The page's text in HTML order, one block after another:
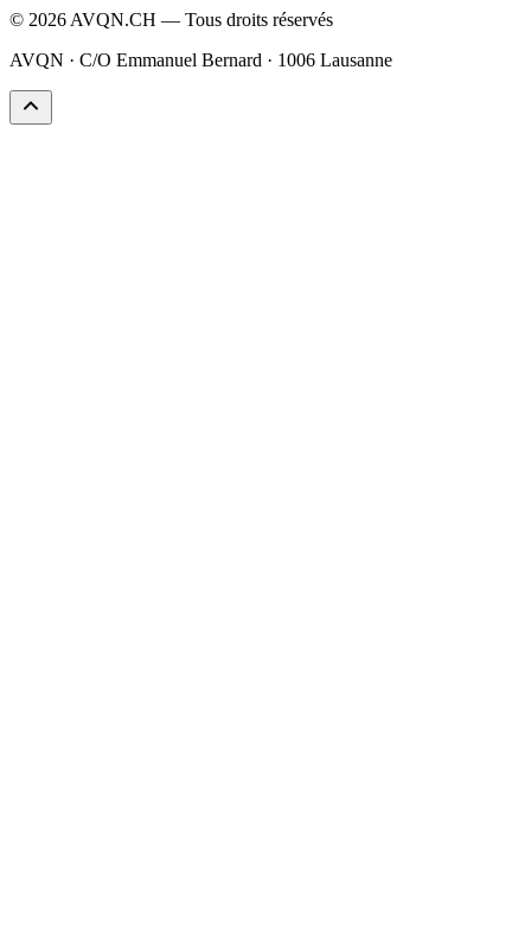
© 2026 AVQN.CH — Tous droits réservés
AVQN · C/O Emmanuel Bernard · 1006 Lausanne